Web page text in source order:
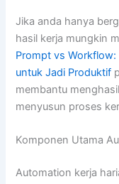
Jika anda hanya
hasil kerja mungkin
Prompt vs Workflow:
untuk Jadi Produktif
membantu
menyusun proses
Komponen Utama
Automation kerja